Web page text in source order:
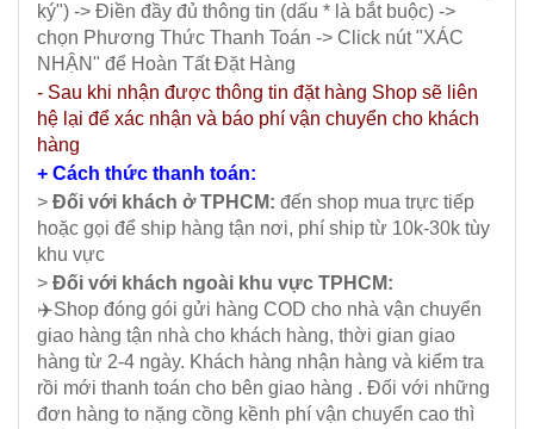
ký") -> Điền đầy đủ thông tin (dấu * là bắt buộc) ->
chọn Phương Thức Thanh Toán -> Click nút "XÁC
NHẬN" để Hoàn Tất Đặt Hàng
- Sau khi nhận được thông tin đặt hàng Shop sẽ liên
hệ lại để xác nhận và báo phí vận chuyển cho khách
hàng
+ Cách thức thanh toán:
> Đối với khách ở TPHCM: đến shop mua trực tiếp
hoặc gọi để ship hàng tận nơi, phí ship từ 10k-30k tùy
khu vực
> Đối với khách ngoài khu vực TPHCM:
✈️Shop đóng gói gửi hàng COD cho nhà vận chuyển
giao hàng tận nhà cho khách hàng, thời gian giao
hàng từ 2-4 ngày. Khách hàng nhận hàng và kiểm tra
rồi mới thanh toán cho bên giao hàng . Đối với những
đơn hàng to nặng cồng kềnh phí vận chuyển cao thì